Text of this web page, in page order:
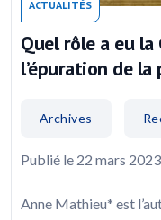
ACTUALITÉS
Quel rôle a eu la
l’épuration de
Archives
Publié le 22 mars 2023
Anne Mathieu* est